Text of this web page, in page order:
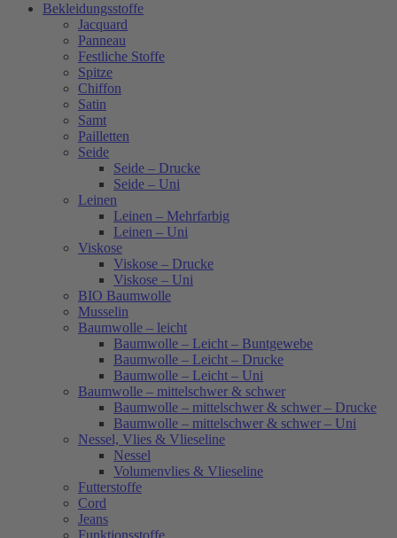
Bekleidungsstoffe
Jacquard
Panneau
Festliche Stoffe
Spitze
Chiffon
Satin
Samt
Pailletten
Seide
Seide – Drucke
Seide – Uni
Leinen
Leinen – Mehrfarbig
Leinen – Uni
Viskose
Viskose – Drucke
Viskose – Uni
BIO Baumwolle
Musselin
Baumwolle – leicht
Baumwolle – Leicht – Buntgewebe
Baumwolle – Leicht – Drucke
Baumwolle – Leicht – Uni
Baumwolle – mittelschwer & schwer
Baumwolle – mittelschwer & schwer – Drucke
Baumwolle – mittelschwer & schwer – Uni
Nessel, Vlies & Vlieseline
Nessel
Volumenvlies & Vlieseline
Futterstoffe
Cord
Jeans